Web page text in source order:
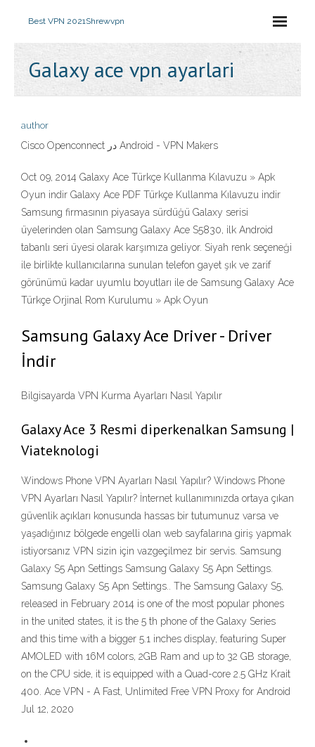
Best VPN 2021Shrewvpn
Galaxy ace vpn ayarlari
author
Cisco Openconnect در Android - VPN Makers
Oct 09, 2014 Galaxy Ace Türkçe Kullanma Kılavuzu » Apk
Oyun indir Galaxy Ace PDF Türkçe Kullanma Kılavuzu indir
Samsung firmasının piyasaya sürdüğü Galaxy serisi
üyelerinden olan Samsung Galaxy Ace S5830, ilk Android
tabanlı seri üyesi olarak karşımıza geliyor. Siyah renk seçeneği
ile birlikte kullanıcılarına sunulan telefon gayet şık ve zarif
görünümü kadar uyumlu boyutları ile de Samsung Galaxy Ace
Türkçe Orjinal Rom Kurulumu » Apk Oyun
Samsung Galaxy Ace Driver - Driver
İndir
Bilgisayarda VPN Kurma Ayarları Nasıl Yapılır
Galaxy Ace 3 Resmi diperkenalkan Samsung |
Viateknologi
Windows Phone VPN Ayarları Nasıl Yapılır? Windows Phone
VPN Ayarları Nasıl Yapılır? İnternet kullanımınızda ortaya çıkan
güvenlik açıkları konusunda hassas bir tutumunuz varsa ve
yaşadığınız bölgede engelli olan web sayfalarına giriş yapmak
istiyorsanız VPN sizin için vazgeçilmez bir servis. Samsung
Galaxy S5 Apn Settings Samsung Galaxy S5 Apn Settings.
Samsung Galaxy S5 Apn Settings.. The Samsung Galaxy S5,
released in February 2014 is one of the most popular phones
in the united states, it is the 5 th phone of the Galaxy Series
and this time with a bigger 5.1 inches display, featuring Super
AMOLED with 16M colors, 2GB Ram and up to 32 GB storage,
on the CPU side, it is equipped with a Quad-core 2.5 GHz Krait
400. Ace VPN - A Fast, Unlimited Free VPN Proxy for Android
Jul 12, 2020